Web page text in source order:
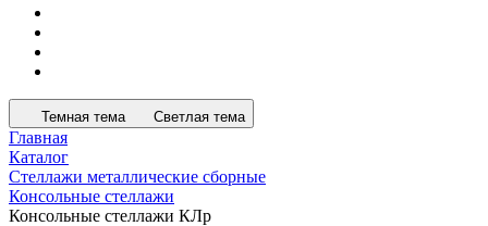
Темная тема Светлая тема
Главная
Каталог
Стеллажи металлические сборные
Консольные стеллажи
Консольные стеллажи КЛр